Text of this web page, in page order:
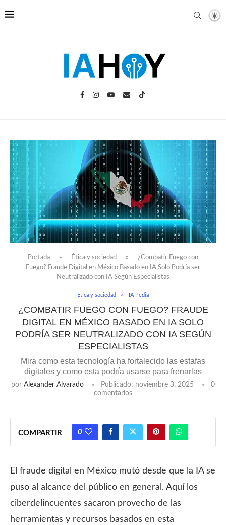
Portada » Ética y sociedad »
¿Combatir Fuego con
Fuego? Fraude Digital en México Basado en IA Solo Podría ser
Neutralizado con IA Según Especialistas
Ética y sociedad IA Pedia
¿COMBATIR FUEGO CON FUEGO? FRAUDE
DIGITAL EN MÉXICO BASADO EN IA SOLO
PODRÍA SER NEUTRALIZADO CON IA SEGÚN
ESPECIALISTAS
Mira como esta tecnología ha fortalecido las estafas
digitales y como esta podría usarse para frenarlas
por Alexander Alvarado Publicado: noviembre 3, 2025
0
comentarios
COMPARTIR 0
El fraude digital en México mutó desde que la IA se
puso al alcance del público en general. Aquí los
ciberdelincuentes sacaron provecho de las
herramientas y recursos basados en esta